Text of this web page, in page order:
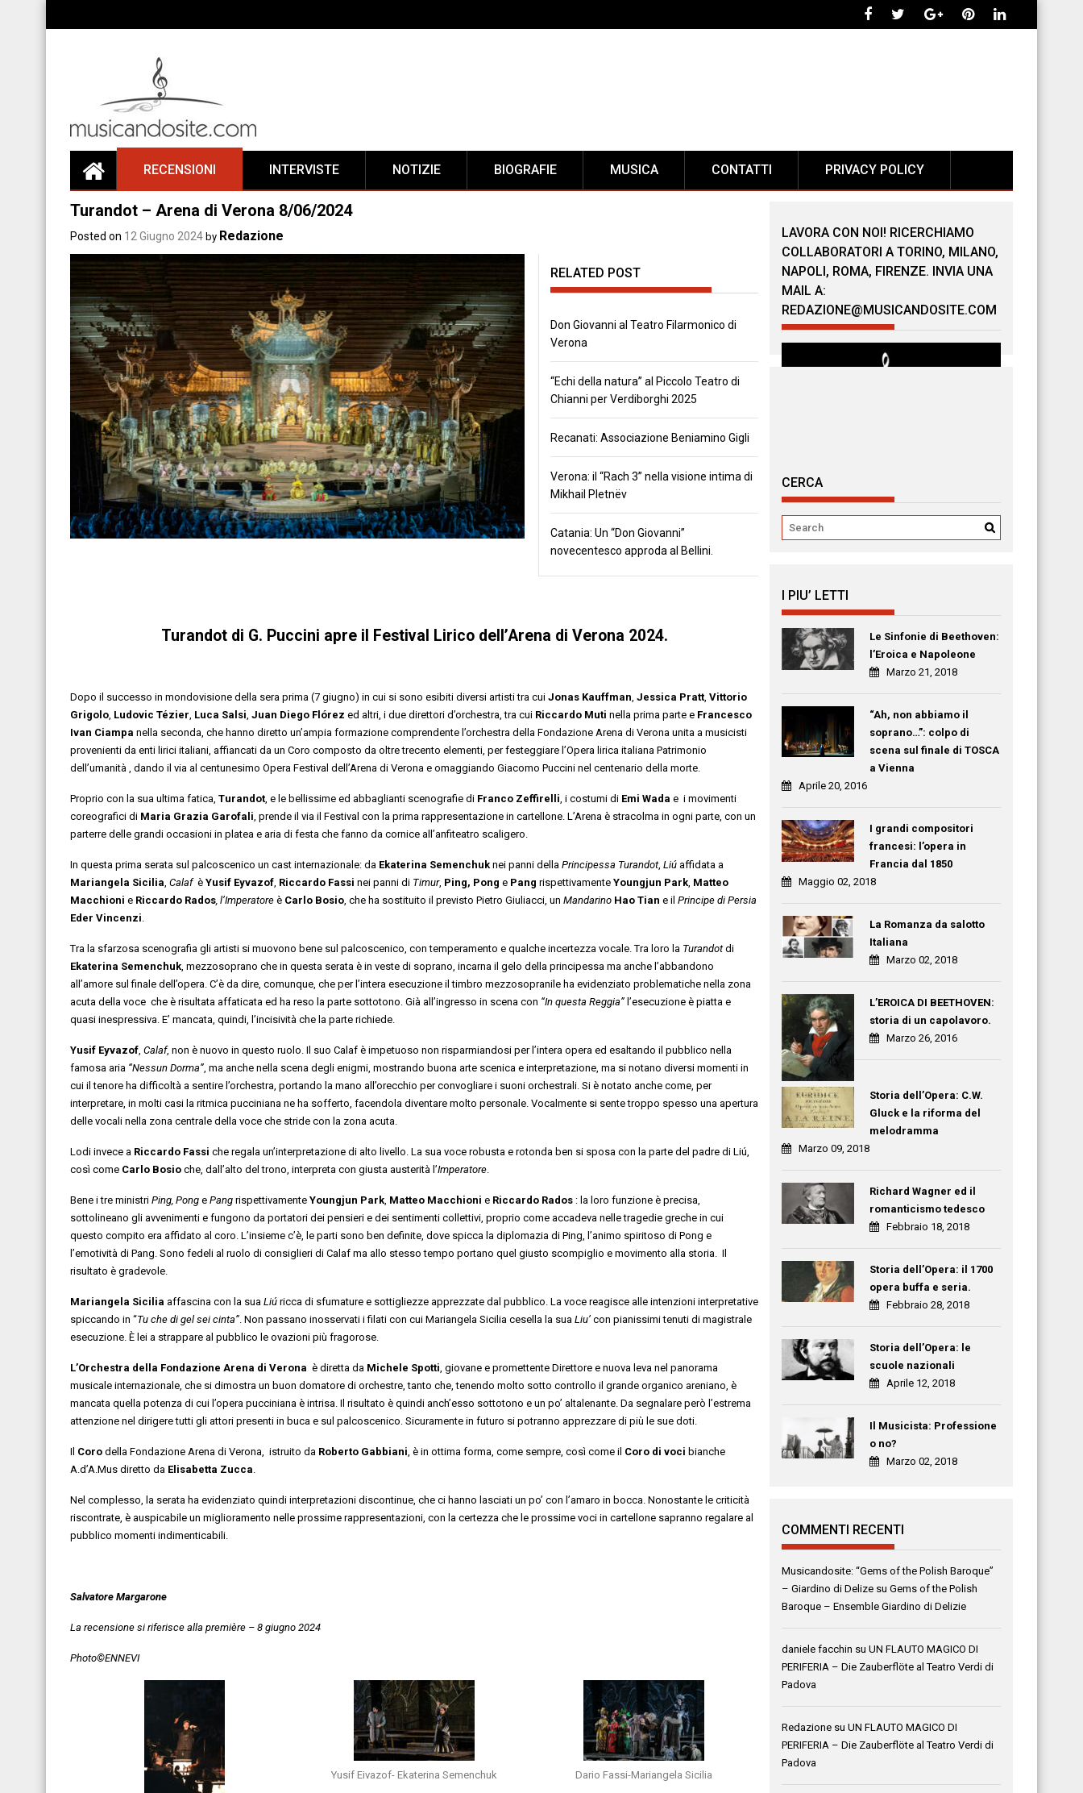
RECENSIONI INTERVISTE NOTIZIE BIOGRAFIE MUSICA CONTATTI PRIVACY POLICY
Turandot – Arena di Verona 8/06/2024
Posted on 12 Giugno 2024 by Redazione
RELATED POST
Don Giovanni al Teatro Filarmonico di
Verona
“Echi della natura” al Piccolo Teatro di
Chianni per Verdiborghi 2025
Recanati: Associazione Beniamino Gigli
Verona: il “Rach 3” nella visione intima di
Mikhail Pletnëv
Catania: Un “Don Giovanni”
novecentesco approda al Bellini.
Turandot di G. Puccini apre il Festival Lirico dell’Arena di Verona 2024.
Dopo il successo in mondovisione della sera prima (7 giugno) in cui si sono esibiti diversi artisti tra cui Jonas Kauffman, Jessica Pratt, Vittorio
Grigolo, Ludovic Tézier, Luca Salsi, Juan Diego Flórez ed altri, i due direttori d’orchestra, tra cui Riccardo Muti nella prima parte e Francesco
Ivan Ciampa nella seconda, che hanno diretto un’ampia formazione comprendente l’orchestra della Fondazione Arena di Verona unita a musicisti
provenienti da enti lirici italiani, affiancati da un Coro composto da oltre trecento elementi, per festeggiare l’Opera lirica italiana Patrimonio
dell’umanità , dando il via al centunesimo Opera Festival dell’Arena di Verona e omaggiando Giacomo Puccini nel centenario della morte.
Proprio con la sua ultima fatica, Turandot, e le bellissime ed abbaglianti scenografie di Franco Zeffirelli, i costumi di Emi Wada e i movimenti
coreografici di Maria Grazia Garofali, prende il via il Festival con la prima rappresentazione in cartellone. L’Arena è stracolma in ogni parte, con un
parterre delle grandi occasioni in platea e aria di festa che fanno da cornice all’anfiteatro scaligero.
In questa prima serata sul palcoscenico un cast internazionale: da Ekaterina Semenchuknei panni della Principessa Turandot, Liú affidata a
Mariangela Sicilia, Calafè Yusif Eyvazof, Riccardo Fassi nei panni di Timur, Ping, Pong e Pang rispettivamente Youngjun Park, Matteo
Macchioni e Riccardo Rados, l’Imperatore è Carlo Bosio, che ha sostituito il previsto Pietro Giuliacci, un Mandarino Hao Tian e il Principe di Persia
Eder Vincenzi.
Tra la sfarzosa scenografia gli artisti si muovono bene sul palcoscenico, con temperamento e qualche incertezza vocale. Tra loro la Turandotdi
Ekaterina Semenchuk, mezzosoprano che in questa serata è in veste di soprano, incarna il gelo della principessa ma anche l’abbandono
all’amore sul finale dell’opera. C’è da dire, comunque, che per l’intera esecuzione il timbro mezzosopranile ha evidenziato problematiche nella zona
acuta della voce che è risultata affaticata ed ha reso la parte sottotono. Già all’ingresso in scena con “In questa Reggia” l’esecuzione è piatta e
quasi inespressiva. E’ mancata, quindi, l’incisività che la parte richiede.
Yusif Eyvazof, Calaf, non è nuovo in questo ruolo. Il suo Calaf è impetuoso non risparmiandosi per l’intera opera ed esaltando il pubblico nella
famosa aria “Nessun Dorma”, ma anche nella scena degli enigmi, mostrando buona arte scenica e interpretazione, ma si notano diversi momenti in
cui il tenore ha difficoltà a sentire l’orchestra, portando la mano all’orecchio per convogliare i suoni orchestrali. Si è notato anche come, per
interpretare, in molti casi la ritmica pucciniana ne ha sofferto, facendola diventare molto personale. Vocalmente si sente troppo spesso una apertura
delle vocali nella zona centrale della voce che stride con la zona acuta.
Lodi invece a Riccardo Fassi che regala un’interpretazione di alto livello. La sua voce robusta e rotonda ben si sposa con la parte del padre di Liú,
così come Carlo Bosio che, dall’alto del trono, interpreta con giusta austerità l’Imperatore.
Bene i tre ministri Ping, Pong e Pang rispettivamente Youngjun Park, Matteo Macchioni e Riccardo Rados : la loro funzione è precisa,
sottolineano gli avvenimenti e fungono da portatori dei pensieri e dei sentimenti collettivi, proprio come accadeva nelle tragedie greche in cui
questo compito era affidato al coro. L’insieme c’è, le parti sono ben definite, dove spicca la diplomazia di Ping, l’animo spiritoso di Pong e
l’emotività di Pang. Sono fedeli al ruolo di consiglieri di Calaf ma allo stesso tempo portano quel giusto scompiglio e movimento alla storia. Il
risultato è gradevole.
Mariangela Sicilia affascina con la sua Liú ricca di sfumature e sottigliezze apprezzate dal pubblico. La voce reagisce alle intenzioni interpretative
spiccando in “Tu che di gel sei cinta”. Non passano inosservati i filati con cui Mariangela Sicilia cesella la sua Liu’ con pianissimi tenuti di magistrale
esecuzione. È lei a strappare al pubblico le ovazioni più fragorose.
L’Orchestra della Fondazione Arena di Verona è diretta da Michele Spotti, giovane e promettente Direttore e nuova leva nel panorama
musicale internazionale, che si dimostra un buon domatore di orchestre, tanto che, tenendo molto sotto controllo il grande organico areniano, è
mancata quella potenza di cui l’opera pucciniana è intrisa. Il risultato è quindi anch’esso sottotono e un po’ altalenante. Da segnalare però l’estrema
attenzione nel dirigere tutti gli attori presenti in buca e sul palcoscenico. Sicuramente in futuro si potranno apprezzare di più le sue doti.
Il Coro della Fondazione Arena di Verona, istruito da Roberto Gabbiani, è in ottima forma, come sempre, così come il Coro di voci bianche
A.d’A.Mus diretto da Elisabetta Zucca.
Nel complesso, la serata ha evidenziato quindi interpretazioni discontinue, che ci hanno lasciati un po’ con l’amaro in bocca. Nonostante le criticità
riscontrate, è auspicabile un miglioramento nelle prossime rappresentazioni, con la certezza che le prossime voci in cartellone sapranno regalare al
pubblico momenti indimenticabili.
Salvatore Margarone
La recensione si riferisce alla première – 8 giugno 2024
Photo©ENNEVI
Yusif Eivazof- Ekaterina Semenchuk Dario Fassi-Mariangela Sicilia
LAVORA CON NOI! RICERCHIAMO
COLLABORATORI A TORINO, MILANO,
NAPOLI, ROMA, FIRENZE. INVIA UNA
MAIL A:
REDAZIONE@MUSICANDOSITE.COM
CERCA
I PIU’ LETTI
Le Sinfonie di Beethoven:
l’Eroica e Napoleone
Marzo 21, 2018
“Ah, non abbiamo il
soprano…”: colpo di
scena sul finale di TOSCA
a Vienna
Aprile 20, 2016
I grandi compositori
francesi: l’opera in
Francia dal 1850
Maggio 02, 2018
La Romanza da salotto
Italiana
Marzo 02, 2018
L’EROICA DI BEETHOVEN:
storia di un capolavoro.
Marzo 26, 2016
Storia dell’Opera: C.W.
Gluck e la riforma del
melodramma
Marzo 09, 2018
Richard Wagner ed il
romanticismo tedesco
Febbraio 18, 2018
Storia dell’Opera: il 1700
opera buffa e seria.
Febbraio 28, 2018
Storia dell’Opera: le
scuole nazionali
Aprile 12, 2018
Il Musicista: Professione
o no?
Marzo 02, 2018
COMMENTI RECENTI
Musicandosite: “Gems of the Polish Baroque”
– Giardino di Delize suGems of the Polish
Baroque – Ensemble Giardino di Delizie
daniele facchin suUN FLAUTO MAGICO DI
PERIFERIA – Die Zauberflöte al Teatro Verdi di
Padova
Redazione suUN FLAUTO MAGICO DI
PERIFERIA – Die Zauberflöte al Teatro Verdi di
Padova